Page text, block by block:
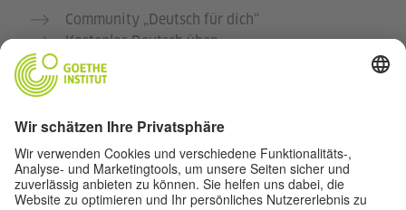
Community „Deutsch für dich“
Kostenlos Deutsch üben
Deutschkurse des Goethe-Instituts
Lehrkräfteportal „Deutschstunde“
Datenschutz und Barrierefreiheit